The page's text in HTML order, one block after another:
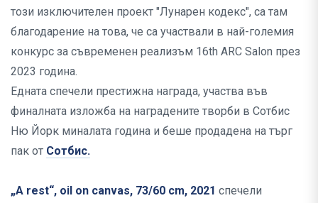
този изключителен проект "Лунарен кодекс", са там
благодарение на това, че са участвали в най-големия
конкурс за съвременен реализъм 16th ARC Salon през
2023 година.
Едната спечели престижна награда, участва във
финалната изложба на наградените творби в Сотбис
Ню Йорк миналата година и беше продадена на търг
пак от Сотбис.
„A rest“, oil on canvas, 73/60 cm, 2021 спечели